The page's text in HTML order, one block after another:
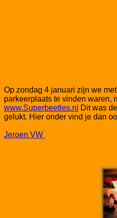
Op zondag 4 januari zijn we
parkeerplaats te vinden waren,
www.Superbeetles.nl
Dit was
gelukt. Hier onder vind je dan
Jeroen VW